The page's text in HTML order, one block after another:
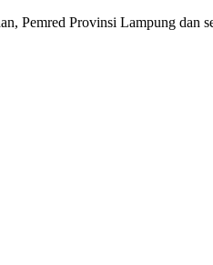
Pemred Provinsi Lampung dan